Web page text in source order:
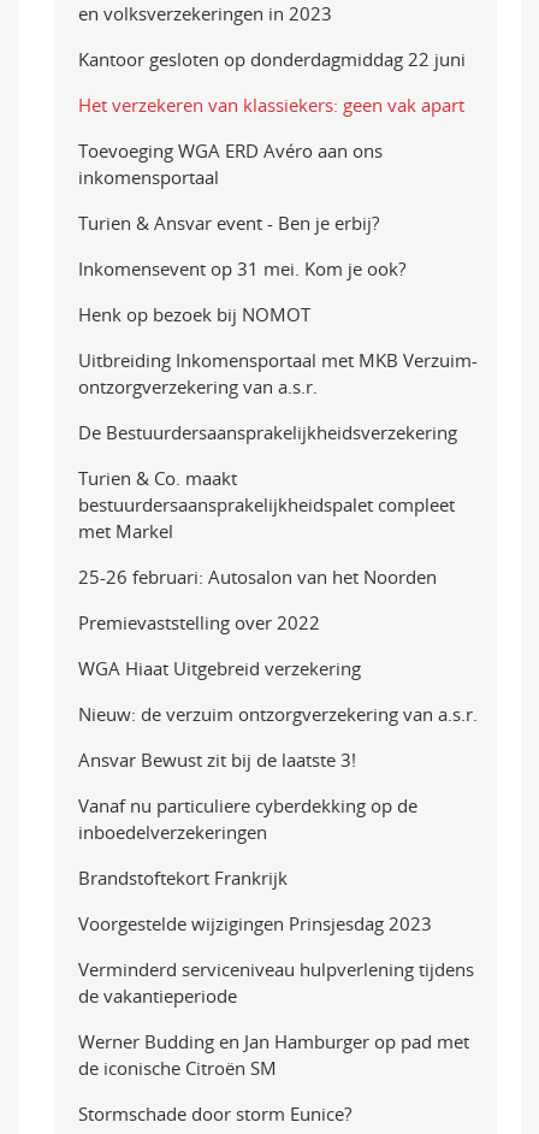
en volksverzekeringen in 2023
Kantoor gesloten op donderdagmiddag 22 juni
Het verzekeren van klassiekers: geen vak apart
Toevoeging WGA ERD Avéro aan ons
inkomensportaal
Turien & Ansvar event - Ben je erbij?
Inkomensevent op 31 mei. Kom je ook?
Henk op bezoek bij NOMOT
Uitbreiding Inkomensportaal met MKB Verzuim-
ontzorgverzekering van a.s.r.
De Bestuurdersaansprakelijkheidsverzekering
Turien & Co. maakt
bestuurdersaansprakelijkheidspalet compleet
met Markel
25-26 februari: Autosalon van het Noorden
Premievaststelling over 2022
WGA Hiaat Uitgebreid verzekering
Nieuw: de verzuim ontzorgverzekering van a.s.r.
Ansvar Bewust zit bij de laatste 3!
Vanaf nu particuliere cyberdekking op de
inboedelverzekeringen
Brandstoftekort Frankrijk
Voorgestelde wijzigingen Prinsjesdag 2023
Verminderd serviceniveau hulpverlening tijdens
de vakantieperiode
Werner Budding en Jan Hamburger op pad met
de iconische Citroën SM
Stormschade door storm Eunice?